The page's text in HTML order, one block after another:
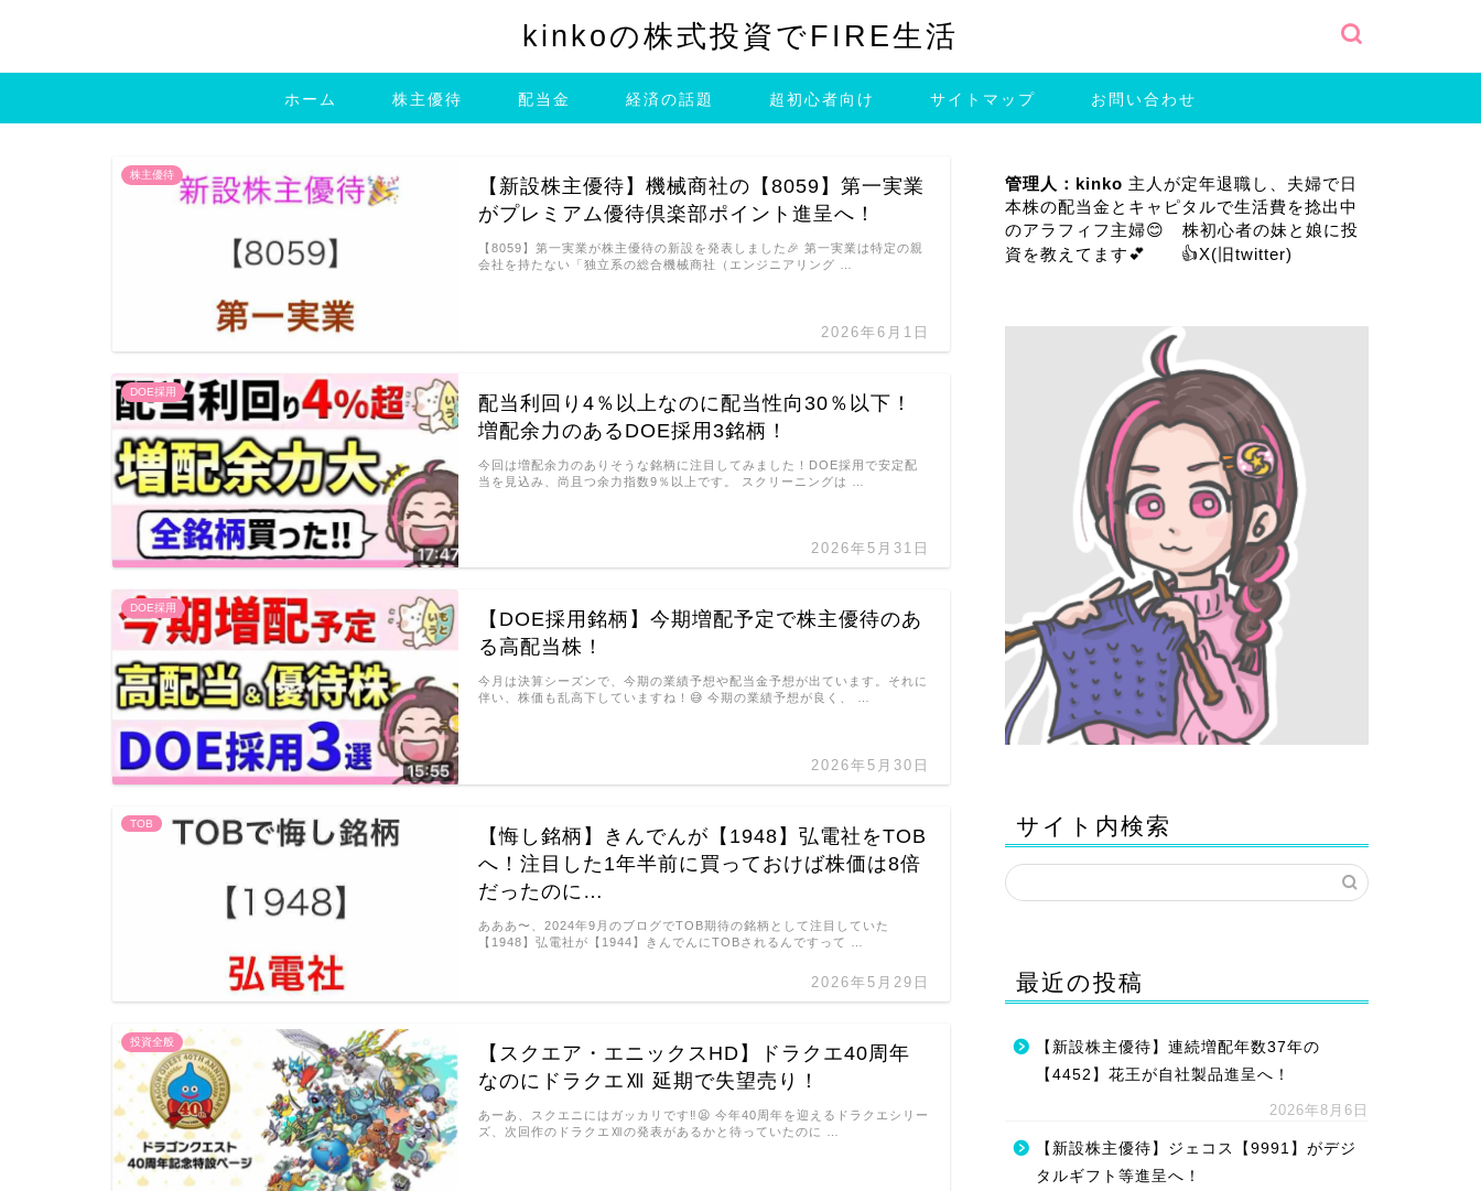
kinkoの株式投資でFIRE生活
ホーム 株主優待 配当金 経済の話題 超初心者向け サイトマップ お問い合わせ
株主優待
【新設株主優待】機械商社の【8059】第一実業
がプレミアム優待倶楽部ポイント進呈へ！
2026年6月1日
【8059】第一実業が株主優待の新設を発表しました🎉 第一実業は特定の親
会社を持たない「独立系の総合機械商社（エンジニアリング …
DOE採用
配当利回り4％以上なのに配当性向30％以下！
増配余力のあるDOE採用3銘柄！
2026年5月31日
今回は増配余力のありそうな銘柄に注目してみました！DOE採用で安定配
当を見込み、尚且つ余力指数9％以上です。 スクリーニングは …
DOE採用
【DOE採用銘柄】今期増配予定で株主優待のあ
る高配当株！
2026年5月30日
今月は決算シーズンで、今期の業績予想や配当金予想が出ています。それに
伴い、株価も乱高下していますね！😅 今期の業績予想が良く、 …
TOB
【悔し銘柄】きんでんが【1948】弘電社をTOB
へ！注目した1年半前に買っておけば株価は8倍
だったのに…
2026年5月29日
あああ〜、2024年9月のブログでTOB期待の銘柄として注目していた
【1948】弘電社が【1944】きんでんにTOBされるんですって …
投資全般
【スクエア・エニックスHD】ドラクエ40周年
なのにドラクエⅫ 延期で失望売り！
あーあ、スクエニにはガッカリです‼️😫 今年40周年を迎えるドラクエシリー
ズ、次回作のドラクエⅫの発表があるかと待っていたのに …
管理人：kinko 主人が定年退職し、夫婦で日
本株の配当金とキャピタルで生活費を捻出中
のアラフィフ主婦😊 株初心者の妹と娘に投
資を教えてます💕 👍X(旧twitter)
サイト内検索
最近の投稿
【新設株主優待】連続増配年数37年の
【4452】花王が自社製品進呈へ！
2026年8月6日
【新設株主優待】ジェコス【9991】がデジ
タルギフト等進呈へ！